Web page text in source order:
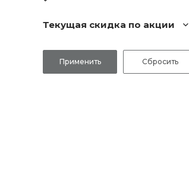
Текущая скидка по акции